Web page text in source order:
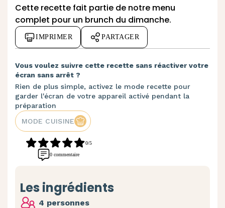
Cette recette fait partie de notre menu
complet pour un brunch du dimanche.
IMPRIMER PARTAGER
Vous voulez suivre cette recette sans réactiver votre
écran sans arrêt ?
Rien de plus simple, activez le mode recette pour
garder l'écran de votre appareil activé pendant la
préparation
MODE CUISINE
0/5
0 commentaire
Les ingrédients
4 personnes